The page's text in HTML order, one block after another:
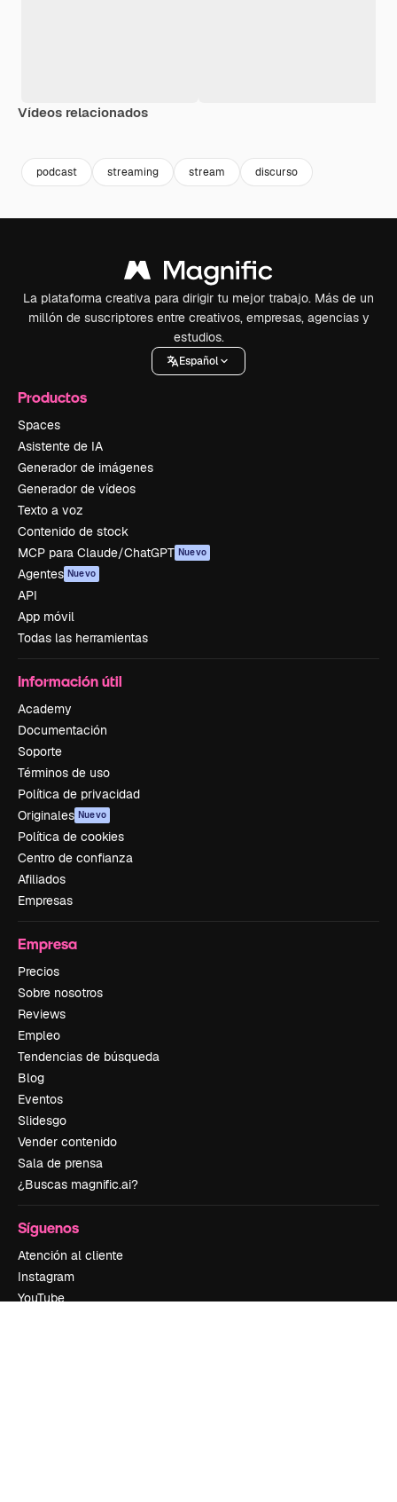
Vídeos relacionados
podcast streaming stream discurso
La plataforma creativa para dirigir tu mejor trabajo. Más de un
millón de suscriptores entre creativos, empresas, agencias y
estudios.
Español
Productos
Spaces
Asistente de IA
Generador de imágenes
Generador de vídeos
Texto a voz
Contenido de stock
MCP para Claude/ChatGPT Nuevo
Agentes Nuevo
API
App móvil
Todas las herramientas
Información útil
Academy
Documentación
Soporte
Términos de uso
Política de privacidad
Originales Nuevo
Política de cookies
Centro de confianza
Afiliados
Empresas
Empresa
Precios
Sobre nosotros
Reviews
Empleo
Tendencias de búsqueda
Blog
Eventos
Slidesgo
Vender contenido
Sala de prensa
¿Buscas magnific.ai?
Síguenos
Atención al cliente
Instagram
YouTube